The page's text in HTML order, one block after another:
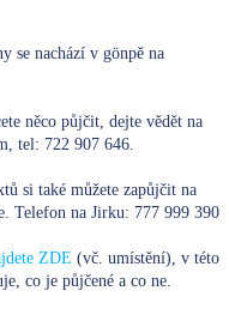
se nachází v gönpě na
něco půjčit, dejte vědět na
tel: 722 907 646.
si také můžete zapůjčit na
Telefon na Jirku: 777 999 390
ZDE (vč. umístění), v této
co je půjčené a co ne.